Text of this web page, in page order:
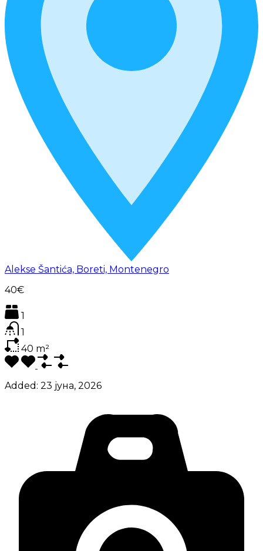
Alekse Šantića, Boreti, Montenegro
40€
1
1
40 m²
Added: 23 јуна, 2026